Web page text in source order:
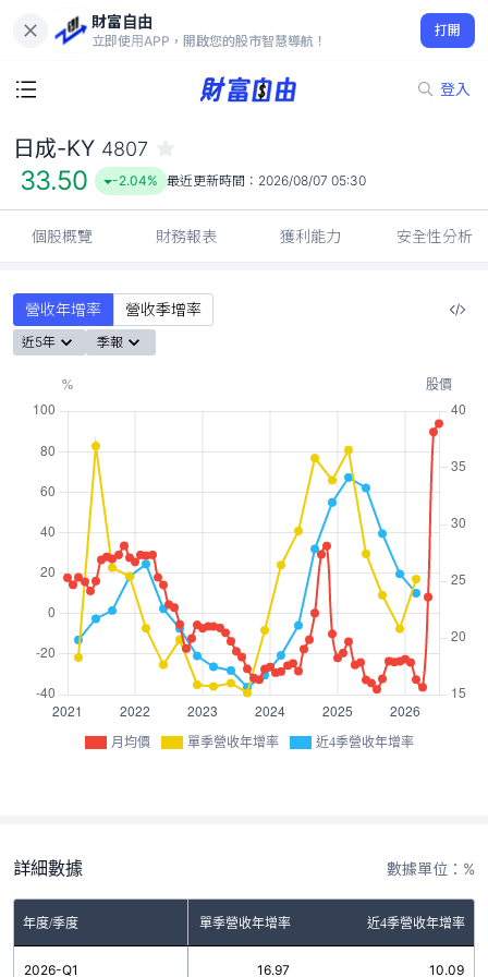
財富自由
立即使用APP，開啟您的股市智慧導航！
打開
登入
33.50
-2.04%
日成-KY 4807
33.50 -2.04% 最近更新時間： 2026/08/07 05:30
個股概覽 財務報表 獲利能力 安全性分析
營收年增率 營收季增率
近5年 季報
月均價 單季營收年增率 近4季營收年增率
詳細數據 數據單位：%
年度/季度 單季營收年增率 近4季營收年增率
2026-Q1 16.97 10.09